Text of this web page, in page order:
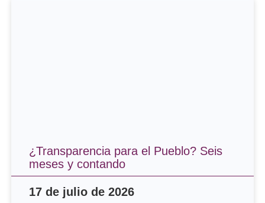
¿Transparencia para el Pueblo? Seis
meses y contando
17 de julio de 2026